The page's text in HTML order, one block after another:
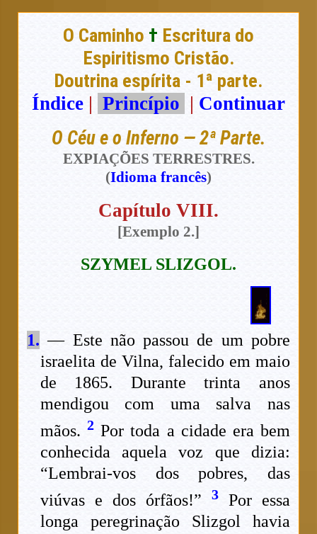
O Caminho † Escritura do
Espiritismo Cristão.
Doutrina espírita - 1ª parte.
Índice | Princípio | Continuar
O Céu e o Inferno — 2ª Parte.
EXPIAÇÕES TERRESTRES.
(Idioma francês)
Capítulo VIII.
[Exemplo 2.]
SZYMEL SLIZGOL.
1. — Este não passou de um pobre
israelita de Vilna, falecido em maio
de 1865. Durante trinta anos
mendigou com uma salva nas
mãos.2 Por toda a cidade era bem
conhecida aquela voz que dizia:
“Lembrai-vos dos pobres, das
viúvas e dos órfãos!” 3Por essa
longa peregrinação Slizgol havia